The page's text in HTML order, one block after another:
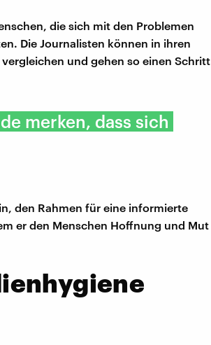
die sich mit den Problemen
Die Journalisten können in ihren
und gehen so einen Schritt
merken, dass sich
den Rahmen für eine informierte
er den Menschen Hoffnung und Mut